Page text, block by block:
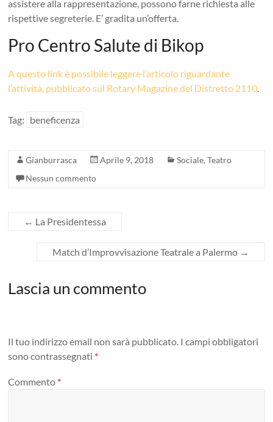
assistere alla rappresentazione, possono farne richiesta alle
rispettive segreterie. E’ gradita un’offerta.
Pro Centro Salute di Bikop
A questo link è possibile leggere l’articolo riguardante
l’attività, pubblicato sul Rotary Magazine del Distretto 2110.
Tag: beneficenza
Gianburrasca Aprile 9, 2018 Sociale,Teatro
Nessun commento
← La Presidentessa
Match d’Improvvisazione Teatrale a Palermo →
Lascia un commento
Il tuo indirizzo email non sarà pubblicato. I campi obbligatori
sono contrassegnati *
Commento *